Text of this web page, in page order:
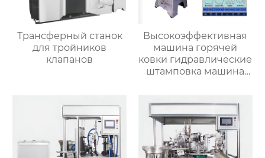
Трансферный станок
для тройников
клапанов
Высокоэффективная
машина горячей
ковки гидравлические
штамповка машина